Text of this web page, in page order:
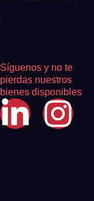
Síguenos y no te
pierdas nuestros
bienes disponibles